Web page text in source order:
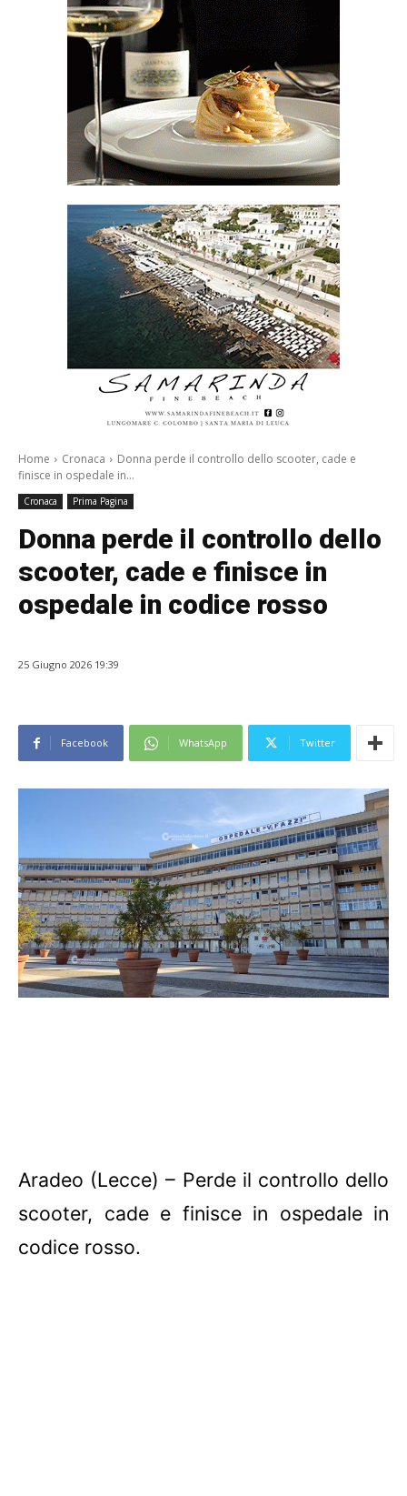
Home Cronaca
Donna perde il controllo dello scooter, cade e
finisce in ospedale in...
Cronaca Prima Pagina
Donna perde il controllo dello
scooter, cade e finisce in
ospedale in codice rosso
25 Giugno 2026 19:39
Facebook WhatsApp Twitter
Aradeo (Lecce) – Perde il controllo dello
scooter, cade e finisce in ospedale in
codice rosso.